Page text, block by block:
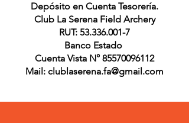
Depósito en Cuenta Tesorería.
Club La Serena Field Archery
RUT: 53.336.001-7
Banco Estado
Cuenta Vista N° 85570096112
Mail: clublaserena.fa@gmail.com